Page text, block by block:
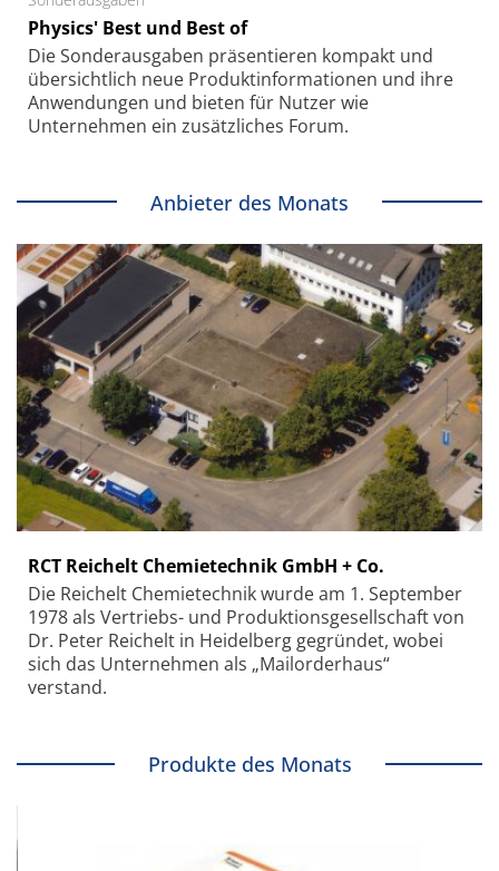
Physics' Best und Best of
Die Sonder­ausgaben präsentieren kompakt und
übersichtlich neue Produkt­informationen und ihre
Anwendungen und bieten für Nutzer wie
Unternehmen ein zusätzliches Forum.
Anbieter des Monats
RCT Reichelt Chemietechnik GmbH + Co.
Die Reichelt Chemietechnik wurde am 1. September
1978 als Vertriebs- und Produktionsgesellschaft von
Dr. Peter Reichelt in Heidelberg gegründet, wobei
sich das Unternehmen als „Mailorderhaus“
verstand.
Produkte des Monats